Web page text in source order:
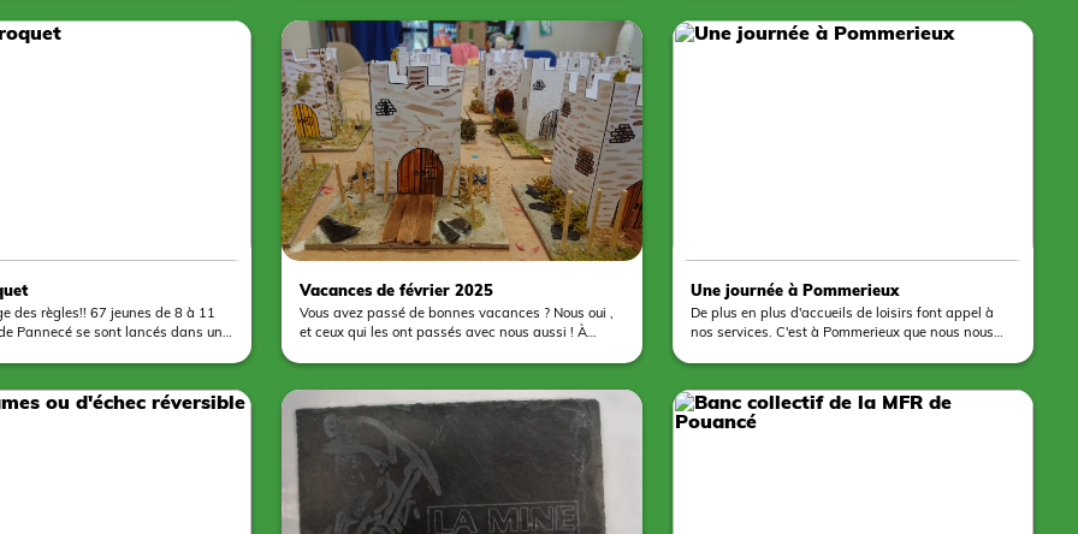
la Semaine Enfance Famille. Nos
d’abord sorti les muscles, en
thèmes/couleurs et choix des motifs sont le fruit de
la réflexion des jeunes en sous-groupes. Ils ont
ensuite peints les éléments décoratifs avec l'aide
de nos trois peintres bénévoles issues de nos
groupes de retraités, une belle expérience de
transmission entre les générations. Enfin, il a fallu
assembler le tout avant d'appliquer un vernis de
marine pour faire de ces oeuvres des produits
durables. En espérant que tous respecteront ce
nouveau mobilier.
Les décorations et les couleurs correspondent au
choix des élèves. Beau travail!
67 jeunes de 8 à 11
Pannecé se sont lancés dans une
à la main. Ils ont également pu
passionnante du Château De
collègue de l’office de tourisme!
Vacances de février 2025
Vous avez passé de bonnes vacances ? Nous oui ,
et ceux qui les ont passés avec nous aussi ! À
découvrir une nouvelle activité à chaque fois. Une
douzaine d’entre eux ont découvert le loisir créatif à
partir de ficelles de lieuse et de toile de jute. Ils ont
crée toute une série de fleurs plus jolies les unes
que les autres. Un grand merci à nos retraités
bénévoles, Ida et Régine ! Et ça marche dans les
l’accueil de loisirs, c’est l’accueil de loisirs qui vient
à nous ! Chacun est reparti avec son pot à crayons
Une journée à Pommerieux
De plus en plus d'accueils de loisirs font appel à
nos services. C'est à Pommerieux que nous nous
place deux activités unanimement apprécié par les
enfants, ateliers vitrail papier et gravure sur
ardoise. Merci à l'organisation pour l'accueil.